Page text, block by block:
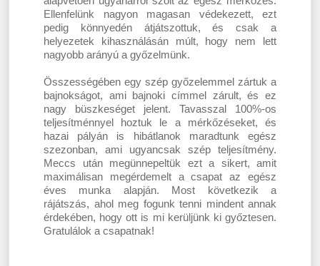
Ellenfelünk nagyon magasan védekezett, ezt
pedig könnyedén átjátszottuk, és csak a
helyezetek kihasználásán múlt, hogy nem lett
nagyobb arányú a győzelmünk.
Összességében egy szép győzelemmel zártuk a
bajnokságot, ami bajnoki címmel zárult, és ez
nagy büszkeséget jelent. Tavasszal 100%-os
teljesítménnyel hoztuk le a mérkőzéseket, és
hazai pályán is hibátlanok maradtunk egész
szezonban, ami ugyancsak szép teljesítmény.
Meccs után megünnepeltük ezt a sikert, amit
maximálisan megérdemelt a csapat az egész
éves munka alapján. Most következik a
rájátszás, ahol meg fogunk tenni mindent annak
érdekében, hogy ott is mi kerüljünk ki győztesen.
Gratulálok a csapatnak!